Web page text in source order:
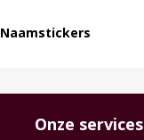
Naamstickers
Onze services